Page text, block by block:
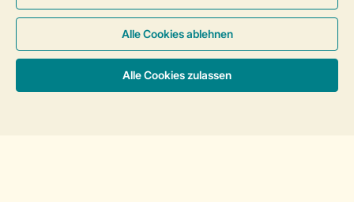
Haben Sie Fragen?
Schauen Sie sich die häufig gestellten